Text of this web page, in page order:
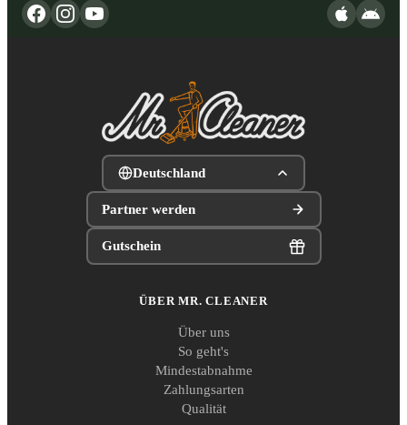
Deutschland
Partner werden
Gutschein
ÜBER MR. CLEANER
Über uns
So geht's
Mindestabnahme
Zahlungsarten
Qualität